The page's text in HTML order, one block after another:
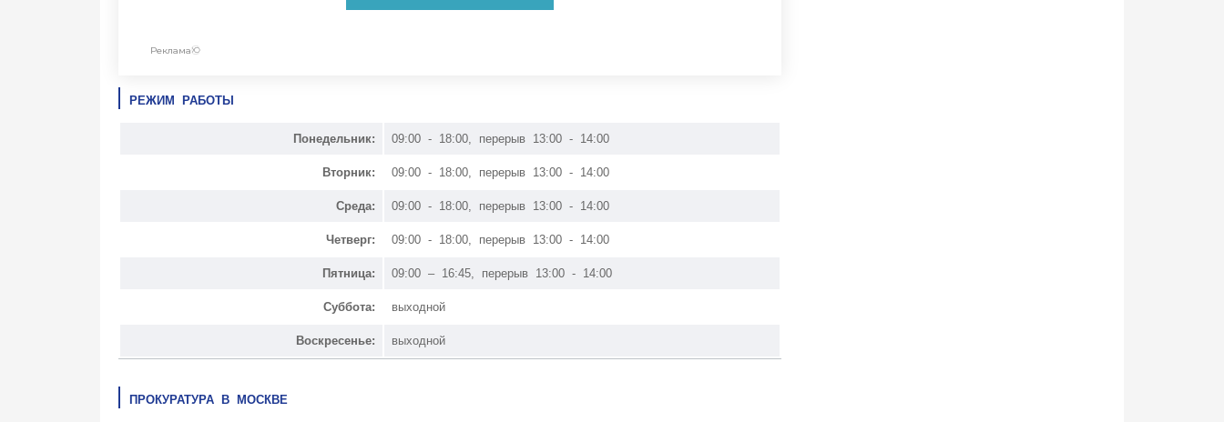
РЕЖИМ РАБОТЫ
Понедельник: 09:00 - 18:00, перерыв 13:00 - 14:00
Вторник: 09:00 - 18:00, перерыв 13:00 - 14:00
Среда: 09:00 - 18:00, перерыв 13:00 - 14:00
Четверг: 09:00 - 18:00, перерыв 13:00 - 14:00
Пятница: 09:00 – 16:45, перерыв 13:00 - 14:00
Суббота: выходной
Воскресенье: выходной
ПРОКУРАТУРА В МОСКВЕ